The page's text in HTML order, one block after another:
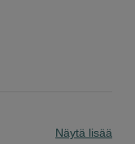
Näytä lisää